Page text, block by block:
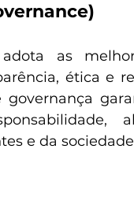
as
ética e
governança
e da